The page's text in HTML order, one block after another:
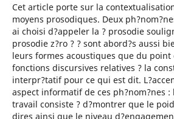
Cet article porte sur la
moyens prosodiques. Deux
ai choisi d?appeler la ? prosodie
prosodie z?ro ? ? sont abord?s aussi
leurs formes acoustiques que du point
fonctions discursives relatives ? la
interpr?tatif pour ce qui est dit.
aspect informatif de ces ph?nom?nes :
travail consiste ? d?montrer que le
dires ainsi que le niveau